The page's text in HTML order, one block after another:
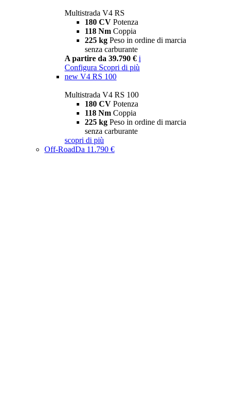
Multistrada V4 RS
180 CV Potenza
118 Nm Coppia
225 kg Peso in ordine di marcia
senza carburante
A partire da 39.790 € i
Configura Scopri di più
new V4 RS 100
Multistrada V4 RS 100
180 CV Potenza
118 Nm Coppia
225 kg Peso in ordine di marcia
senza carburante
scopri di più
Off-RoadDa 11.790 €